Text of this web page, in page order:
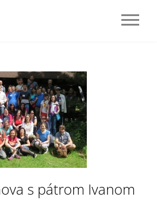
s pátrom Ivanom